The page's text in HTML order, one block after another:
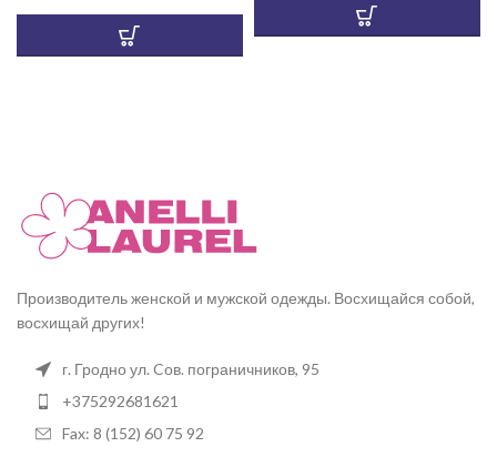
Производитель женской и мужской одежды. Восхищайся собой,
восхищай других!
г. Гродно ул. Cов. пограничников, 95
+375292681621
Fax: 8 (152) 60 75 92